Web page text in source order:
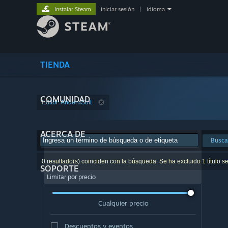
TIENDA
COMUNIDAD
ACERCA DE
SOPORTE
Instalar Steam iniciar sesión idioma
Editor: AnderuSoft
0 resultado(s) coinciden con la búsqueda. Se ha excluido 1 título
Limitar por precio
Cualquier precio
Descuentos y eventos